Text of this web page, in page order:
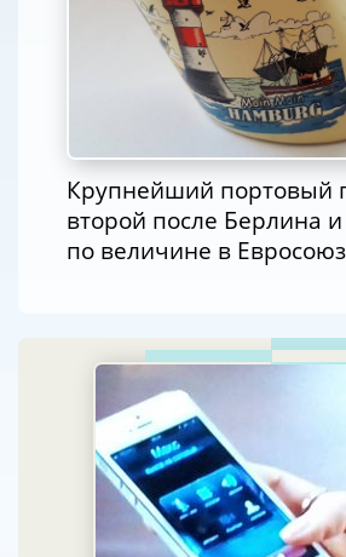
Крупнейший портовый
второй после Берлина
по величине в